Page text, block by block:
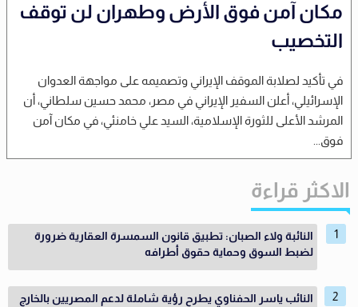
مكان آمن فوق الأرض وطهران لن توقف
التخصيب
في تأكيد لصلابة الموقف الإيراني وتصميمه على مواجهة العدوان
الإسرائيلي، أعلن السفير الإيراني في مصر، محمد حسين سلطاني، أن
المرشد الأعلى للثورة الإسلامية، السيد علي خامنئي، في مكان آمن
فوق...
الاكثر قراءة
النائبة ولاء الصبان: تطبيق قانون السمسرة العقارية ضرورة
لضبط السوق وحماية حقوق أطرافه
النائب ياسر الحفناوي يطرح رؤية شاملة لدعم المصريين بالخارج